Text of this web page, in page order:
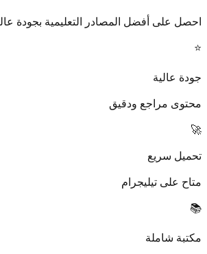
احصل على أفضل المصادر التعليمية بجودة
⭐
جودة عالية
محتوى مراجع ودقيق
🚀
تحميل سريع
متاح على تيليجرام
📚
مكتبة شاملة